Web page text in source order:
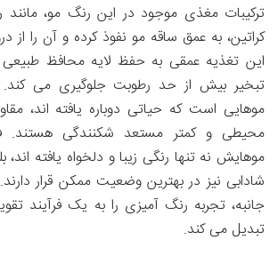
ترکیبات مغذی موجود در این رنگ مو،
کراتین، به عمق ساقه مو نفوذ کرده و آن را از
این تغذیه عمقی به حفظ لایه محافظ
تبخیر بیش از حد رطوبت جلوگیری می کند.
موهایی است که حیاتی دوباره یافته اند،
محیطی و کمتر مستعد شکنندگی هستند.
موهایش نه تنها رنگی زیبا و دلخواه یافته
شادابی نیز در بهترین وضعیت ممکن قرار
جانبه، تجربه رنگ آمیزی را به یک فرآیند
تبدیل می کند.